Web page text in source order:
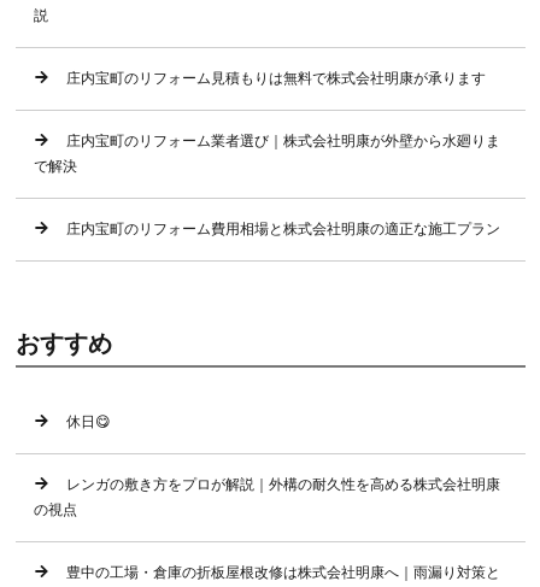
説
庄内宝町のリフォーム見積もりは無料で株式会社明康が承ります
庄内宝町のリフォーム業者選び｜株式会社明康が外壁から水廻りま
で解決
庄内宝町のリフォーム費用相場と株式会社明康の適正な施工プラン
おすすめ
休日😋
レンガの敷き方をプロが解説｜外構の耐久性を高める株式会社明康
の視点
豊中の工場・倉庫の折板屋根改修は株式会社明康へ｜雨漏り対策と